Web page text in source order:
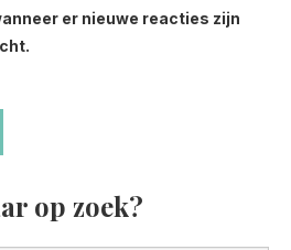
er nieuwe reacties zijn
op zoek?